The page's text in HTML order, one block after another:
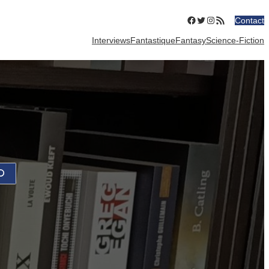
Facebook
Twitter
Instagram
Flux RSSContact
InterviewsFantastiqueFantasyScience-Fiction